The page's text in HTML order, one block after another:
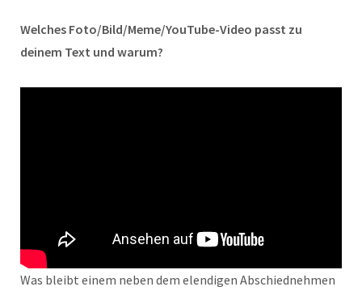
Welches Foto/Bild/Meme/YouTube-Video passt zu
deinem Text und warum?
Was bleibt einem neben dem elendigen Abschiednehmen